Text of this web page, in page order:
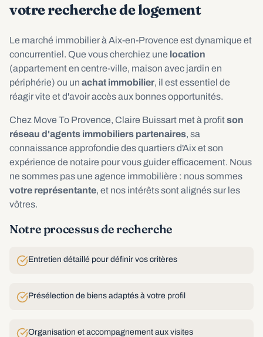
votre recherche de logement
Le marché immobilier à Aix-en-Provence est dynamique et
concurrentiel. Que vous cherchiez une location
(appartement en centre-ville, maison avec jardin en
périphérie) ou un achat immobilier, il est essentiel de
réagir vite et d'avoir accès aux bonnes opportunités.
Chez Move To Provence, Claire Buissart met à profitson
réseau d'agents immobiliers partenaires, sa
connaissance approfondie des quartiers d'Aix et son
expérience de notaire pour vous guider efficacement. Nous
ne sommes pas une agence immobilière : nous sommes
votre représentante, et nos intérêts sont alignés sur les
vôtres.
Notre processus de recherche
Entretien détaillé pour définir vos critères
Présélection de biens adaptés à votre profil
Organisation et accompagnement aux visites